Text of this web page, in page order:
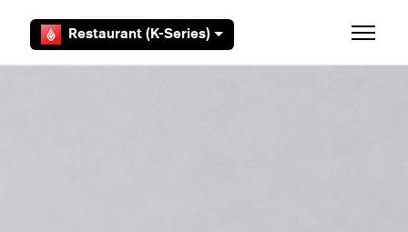
Restaurant (K-Series) Ouvrir/